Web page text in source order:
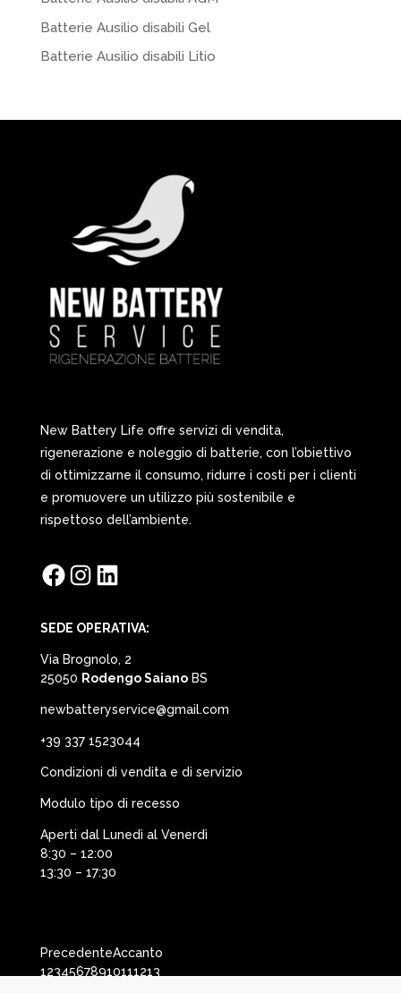
Batterie Ausilio disabili Gel
Batterie Ausilio disabili Litio
New Battery Life offre servizi di vendita,
rigenerazione e noleggio di batterie, con l’obiettivo
di ottimizzarne il consumo, ridurre i costi per i clienti
e promuovere un utilizzo più sostenibile e
rispettoso dell’ambiente.
FacebookInstagramLinkedIn
SEDE OPERATIVA:
Via Brognolo, 2
25050 Rodengo SaianoBS
newbatteryservice@gmail.com
+39 337 1523044
Condizioni di vendita e di servizio
Modulo tipo di recesso
Aperti dal Lunedì al Venerdì
8:30 – 12:00
13:30 – 17:30
PrecedenteAccanto
12345678910111213